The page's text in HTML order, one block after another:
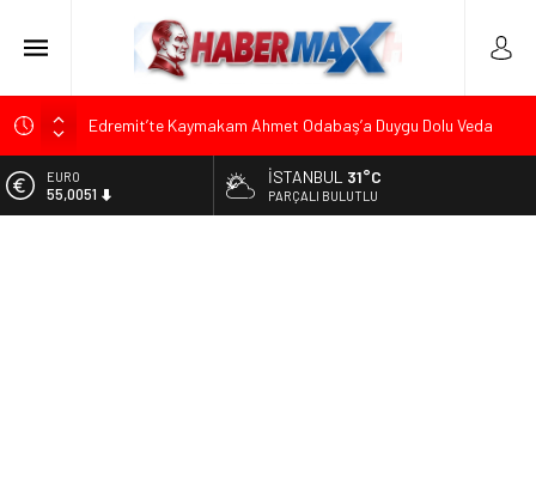
Edremit’te Kaymakam Ahmet Odabaş’a Duygu Dolu Veda
Tarihçi Yusuf Halaçoğlu’ndan TBMM’ye Sunulan Yasa Teklifine
Sert Eleştiri: “Osmanlı’nın Hukuk Anlayışının Gerisine
ALTIN
6.584,66
İSTANBUL 31°C
PARÇALI BULUTLU